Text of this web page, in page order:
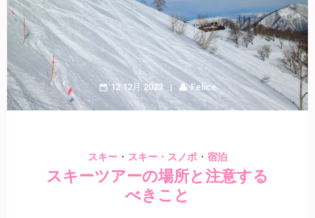
12 12月 2023 Felice
スキー ・ スキー・スノボ ・ 宿泊
スキーツアーの場所と注意する
べきこと